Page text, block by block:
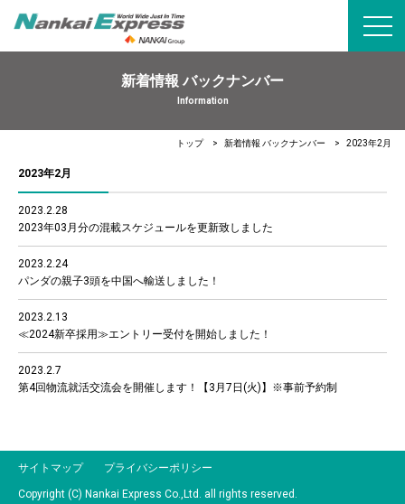
新着情報 バックナンバー
Information
トップ 新着情報 バックナンバー 2023年2月
2023年2月
2023.2.28
2023年03月分の混載スケジュールを更新致しました
2023.2.24
パンダの親子3頭を中国へ輸送しました！
2023.2.13
≪2024新卒採用≫エントリー受付を開始しました！
2023.2.7
第4回物流就活交流会を開催します！【3月7日(火)】※事前予約制
サイトマップ プライバシーポリシー
Copyright (C) Nankai Express Co.,Ltd. all rights reserved.